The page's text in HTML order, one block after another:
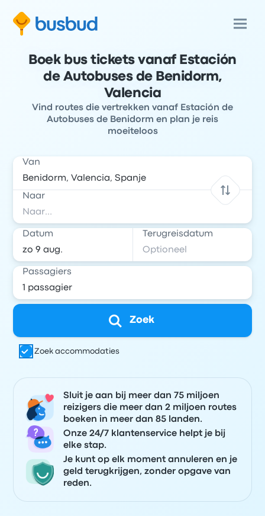
Boek bus tickets vanaf Estación
de Autobuses de Benidorm,
Valencia
Vind routes die vertrekken vanaf Estación de
Autobuses de Benidorm en plan je reis
moeiteloos
Van
Naar
Datum Terugreisdatum
Passagiers
Zoek
Zoek accommodaties
Sluit je aan bij meer dan 75 miljoen
reizigers die meer dan 2 miljoen routes
boeken in meer dan 85 landen.
Onze 24/7 klantenservice helpt je bij
elke stap.
Je kunt op elk moment annuleren en je
geld terugkrijgen, zonder opgave van
reden.